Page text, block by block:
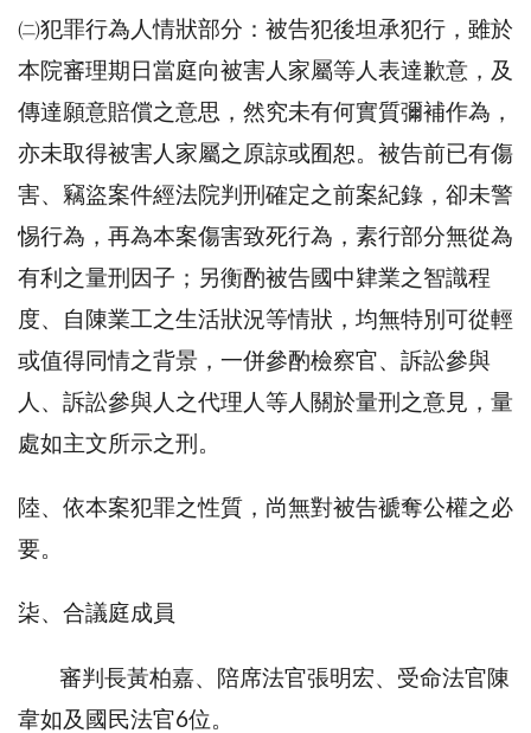
㈡犯罪行為人情狀部分：被告犯後坦承犯行，雖於
本院審理期日當庭向被害人家屬等人表達歉意，及
傳達願意賠償之意思，然究未有何實質彌補作為，
亦未取得被害人家屬之原諒或囿恕。被告前已有傷
害、竊盜案件經法院判刑確定之前案紀錄，卻未警
惕行為，再為本案傷害致死行為，素行部分無從為
有利之量刑因子；另衡酌被告國中肄業之智識程
度、自陳業工之生活狀況等情狀，均無特別可從輕
或值得同情之背景，一併參酌檢察官、訴訟參與
人、訴訟參與人之代理人等人關於量刑之意見，量
處如主文所示之刑。
陸、依本案犯罪之性質，尚無對被告褫奪公權之必
要。
柒、合議庭成員
審判長黃柏嘉、陪席法官張明宏、受命法官陳
韋如及國民法官6位。